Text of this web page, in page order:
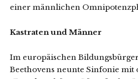
einer männlichen
Kastraten und Männer
Im europäischen
Beethovens neunte Sinfonie mit